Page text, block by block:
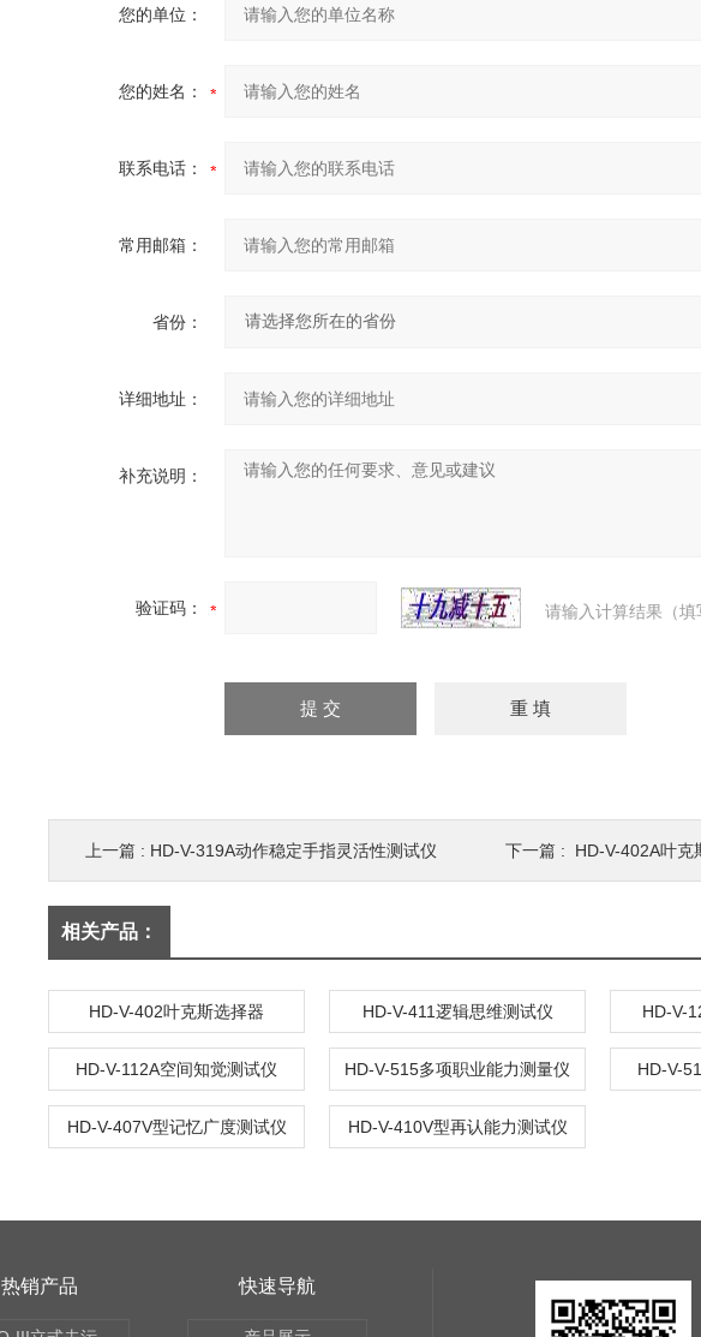
您的单位：
您的姓名：
联系电话：
常用邮箱：
省份：
详细地址：
补充说明：
验证码： 请输入计算结果（
上一篇 : HD-V-319A动作稳定手指灵活性测试仪 下一篇 : HD-V-402A叶克
相关产品：
HD-V-402叶克斯选择器 HD-V-411逻辑思维测试仪 HD-V-
HD-V-112A空间知觉测试仪 HD-V-515多项职业能力测量仪 HD-V-
HD-V-407V型记忆广度测试仪 HD-V-410V型再认能力测试仪
热销产品 快速导航